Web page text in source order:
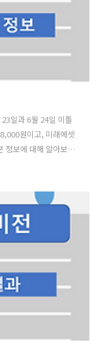
일과 6월 24일 이틀
원이고, 미래에셋
정보에 대해 알아보겠
AI 솔루션을 활용하
의 기술 기반 고효율
기업의 성장을 견
합 분석 및 의사결정
를..